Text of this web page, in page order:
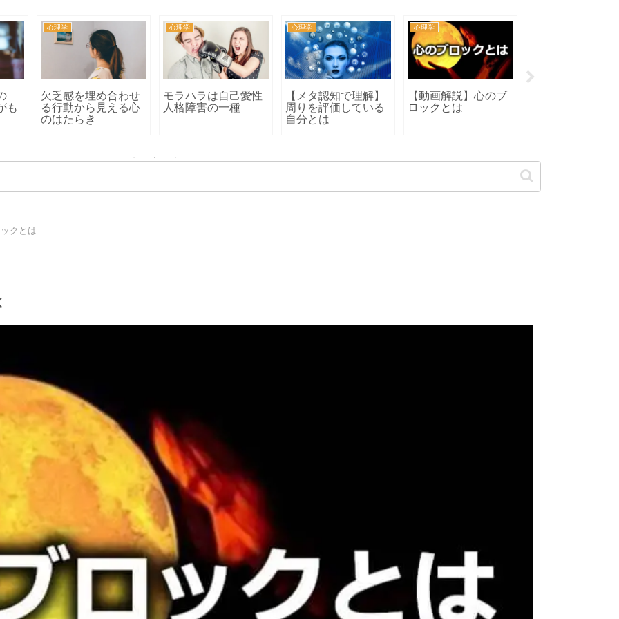
も
心理学
欠乏感を埋め合わせ
る行動から見える心
のはたらき
心理学
モラハラは自己愛性
人格障害の一種
心理学
【メタ認知で理解】
周りを評価している
自分とは
心理学
【動画解説】心のブ
ロックとは
クとは